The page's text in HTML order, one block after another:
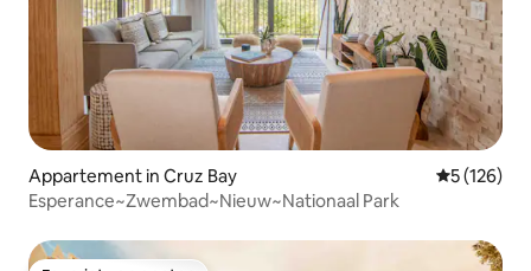
Appartement in Cruz Bay
5 (126)
Esperance~Zwembad~Nieuw~Nationaal Park